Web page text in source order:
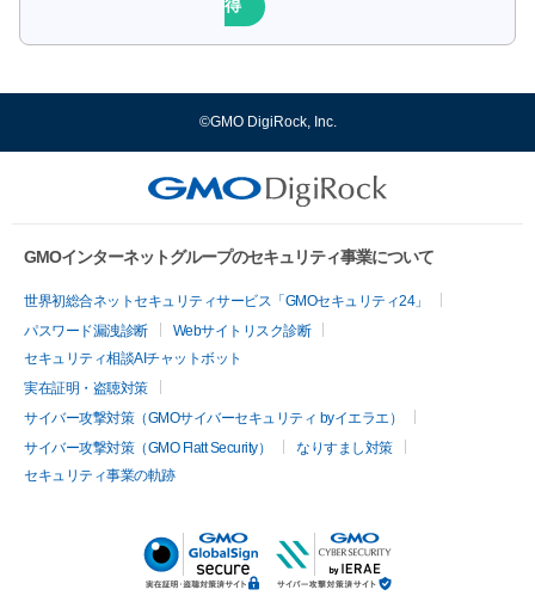
得
©GMO DigiRock, Inc.
GMOインターネットグループのセキュリティ事業について
世界初総合ネットセキュリティサービス「GMOセキュリティ24」
パスワード漏洩診断
Webサイトリスク診断
セキュリティ相談AIチャットボット
実在証明・盗聴対策
サイバー攻撃対策（GMOサイバーセキュリティ byイエラエ）
サイバー攻撃対策（GMO Flatt Security）
なりすまし対策
セキュリティ事業の軌跡